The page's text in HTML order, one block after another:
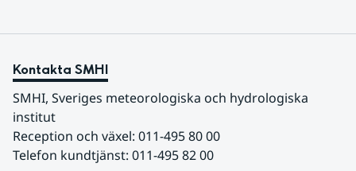
Kontakta SMHI
SMHI, Sveriges meteorologiska och hydrologiska
institut
Reception och växel: 011-495 80 00
Telefon kundtjänst: 011-495 82 00